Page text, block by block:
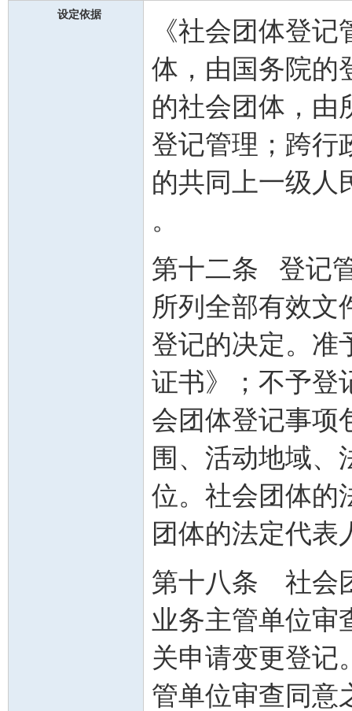
设定依据
《社会团体登
体，由国务院的
的社会团体，由
登记管理；跨行
的共同上一级人
。
第十二条 登记
所列全部有效文
登记的决定。准
证书》；不予
会团体登记事项
围、活动地域、
位。社会团体的
团体的法定代
第十八条 社会
业务主管单位审
关申请变更登记
管单位审查同意